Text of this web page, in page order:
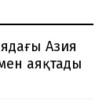
Азия
аяқтады